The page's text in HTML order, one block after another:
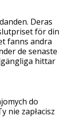
Deras
för din
fanns andra
de senaste
hittar
do
nie zapłacisz